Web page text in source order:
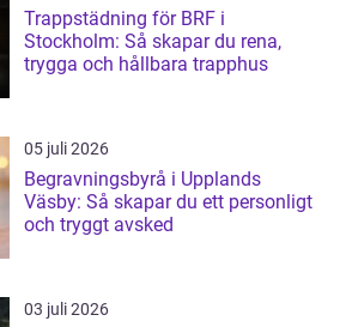
Trappstädning för BRF i
Stockholm: Så skapar du rena,
trygga och hållbara trapphus
05 juli 2026
Begravningsbyrå i Upplands
Väsby: Så skapar du ett personligt
och tryggt avsked
03 juli 2026